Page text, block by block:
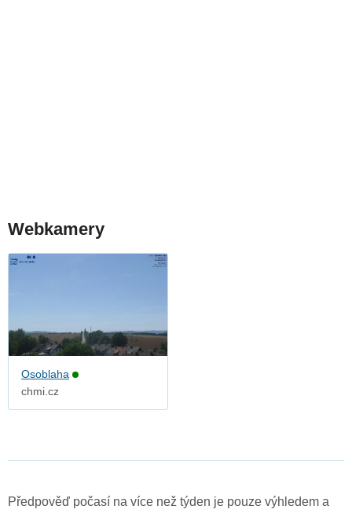
Webkamery
Osoblaha
chmi.cz
Předpověď počasí na více než týden je pouze výhledem a